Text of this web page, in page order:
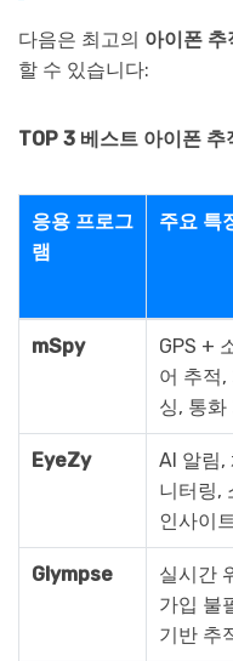
다음은 최고의 아이폰 추
할 수 있습니다:
TOP 3 베스트 아이폰 추
응용 프로그
램
주요 특
mSpy
GPS +
어 추적,
싱, 통화
EyeZy
AI 알림,
니터링,
인사이
Glympse
실시간
가입 불
기반 추